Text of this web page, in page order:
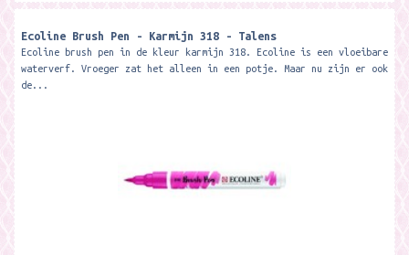
Ecoline Brush Pen - Karmijn 318 - Talens
Ecoline brush pen in de kleur karmijn 318. Ecoline is een vloeibare
waterverf. Vroeger zat het alleen in een potje. Maar nu zijn er ook
de...